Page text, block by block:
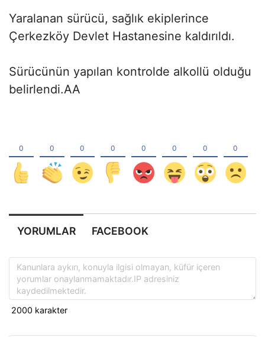
Yaralanan sürücü, sağlık ekiplerince
Çerkezköy Devlet Hastanesine kaldırıldı.
Sürücünün yapılan kontrolde alkollü olduğu
belirlendi.AA
YORUMLAR FACEBOOK